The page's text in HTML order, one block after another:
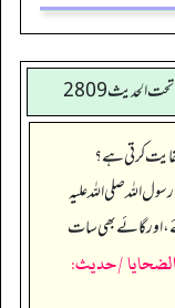
الحديث 2809
کرتی ہے؟
اللہ صلی اللہ علیہ
اور گائے بھی سات
/حدیث: